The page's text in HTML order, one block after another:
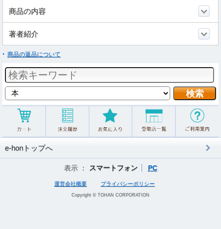
商品の内容
著者紹介
商品の返品について
e-honトップへ
表示 ： スマートフォン PC
運営会社概要 プライバシーポリシー
Copyright © TOHAN CORPORATION